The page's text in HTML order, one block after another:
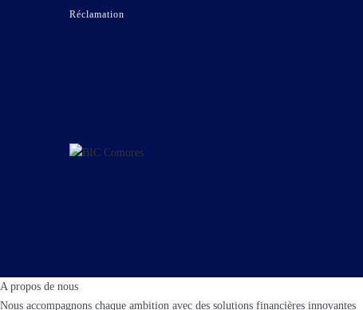
Réclamation
A propos de nous
Nous accompagnons chaque ambition avec des solutions financières innovantes